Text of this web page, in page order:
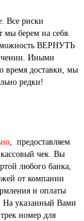
Все риски
мы берем на себя.
ВЕРНУТЬ
Иными
время доставки, мы
редки!
, предоставляем
кассовый чек. Вы
любого банка,
от компании
и оплаты
На указанный Вами
номер для